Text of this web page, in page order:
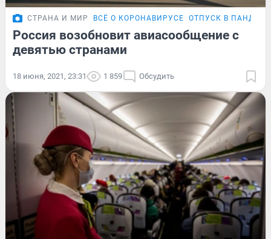
СТРАНА И МИР ВСЁ О КОРОНАВИРУСЕ ОТПУСК В
Россия возобновит авиасообщение с
девятью странами
18 июня, 2021, 23:31 1 859 Обсудить